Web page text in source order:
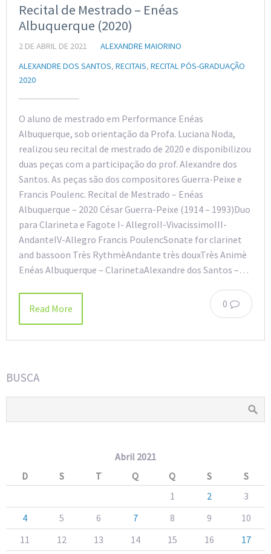
Recital de Mestrado – Enéas
Albuquerque (2020)
2 DE ABRIL DE 2021
ALEXANDRE MAIORINO
ALEXANDRE DOS SANTOS, RECITAIS, RECITAL PÓS-GRADUAÇÃO
2020
O aluno de mestrado em Performance Enéas
Albuquerque, sob orientação da Profa. Luciana Noda,
realizou seu recital de mestrado de 2020 e disponibilizou
duas peças com a participação do prof. Alexandre dos
Santos. As peças são dos compositores Guerra-Peixe e
Francis Poulenc. Recital de Mestrado – Enéas
Albuquerque – 2020 César Guerra-Peixe (1914 – 1993)Duo
para Clarineta e Fagote I- AllegroII-VivacissimoIII-
AndanteIV-Allegro Francis PoulencSonate for clarinet
and bassoon Très RythmèAndante très douxTrès Animè
Enéas Albuquerque – ClarinetaAlexandre dos Santos –…
0
Read More
BUSCA
Abril 2021
D
S T Q Q S
S
1
2
3
4
5 6 7 8 9
10
11
12 13 14 15 16
17